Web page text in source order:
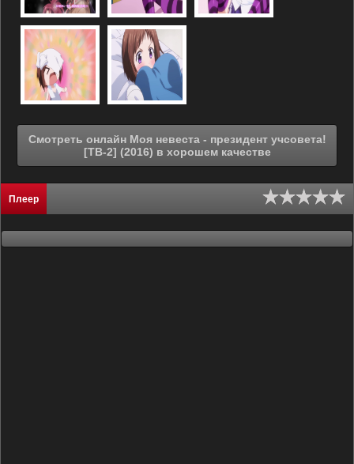
Смотреть онлайн Моя невеста - президент учсовета!
[ТВ-2] (2016) в хорошем качестве
Плеер